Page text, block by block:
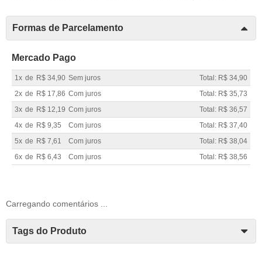
Formas de Parcelamento
Mercado Pago
1x de R$ 34,90 Sem juros
Total: R$ 34,90
2x de R$ 17,86 Com juros
Total: R$ 35,73
3x de R$ 12,19 Com juros
Total: R$ 36,57
4x de R$ 9,35 Com juros
Total: R$ 37,40
5x de R$ 7,61 Com juros
Total: R$ 38,04
6x de R$ 6,43 Com juros Total: R$ 38,56
Carregando comentários ...
Tags do Produto